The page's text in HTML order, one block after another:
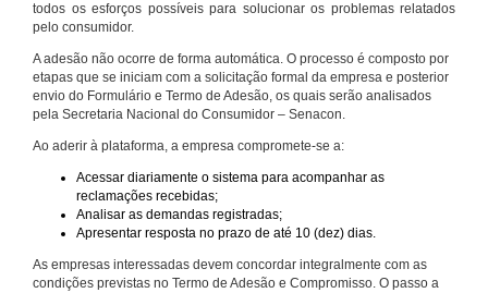
todos os esforços possíveis para solucionar os problemas relatados
pelo consumidor.
A adesão não ocorre de forma automática. O processo é composto por
etapas que se iniciam com a solicitação formal da empresa e posterior
envio do Formulário e Termo de Adesão, os quais serão analisados
pela Secretaria Nacional do Consumidor – Senacon.
Ao aderir à plataforma, a empresa compromete-se a:
Acessar diariamente o sistema para acompanhar as
reclamações recebidas;
Analisar as demandas registradas;
Apresentar resposta no prazo de até 10 (dez) dias.
As empresas interessadas devem concordar integralmente com as
condições previstas no Termo de Adesão e Compromisso. O passo a